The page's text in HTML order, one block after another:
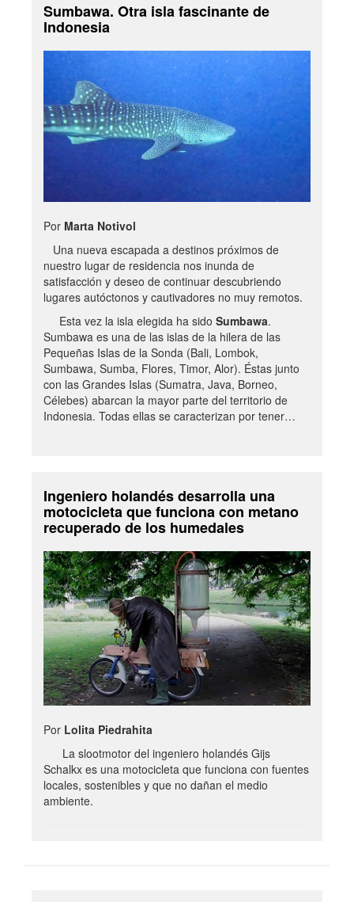
Sumbawa. Otra isla fascinante de
Indonesia
Por Marta Notivol
Una nueva escapada a destinos próximos de
nuestro lugar de residencia nos inunda de
satisfacción y deseo de continuar descubriendo
lugares autóctonos y cautivadores no muy remotos.
Esta vez la isla elegida ha sido Sumbawa.
Sumbawa es una de las islas de la hilera de las
Pequeñas Islas de la Sonda (Bali, Lombok,
Sumbawa, Sumba, Flores, Timor, Alor). Éstas junto
con las Grandes Islas (Sumatra, Java, Borneo,
Célebes) abarcan la mayor parte del territorio de
Indonesia. Todas ellas se caracterizan por tener…
Ingeniero holandés desarrolla una
motocicleta que funciona con metano
recuperado de los humedales
Por Lolita Piedrahita
La slootmotor del ingeniero holandés Gijs
Schalkx es una motocicleta que funciona con fuentes
locales, sostenibles y que no dañan el medio
ambiente.